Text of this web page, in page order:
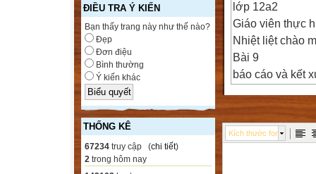
ĐIỀU TRA Ý KIẾN
Bạn thấy trang này như thế nào?
Đẹp
Đơn điệu
Bình thường
Ý kiến khác
THỐNG KÊ
67234 truy cập (chi tiết)
2 trong hôm nay
lớp 12a2
Giáo viên thực
Nhiệt liệt chào
Bài 9
báo cáo và kết
Yêu cầu: Tạo
Mẫu báo cáo
Báo cáo là hình
Kích thước font